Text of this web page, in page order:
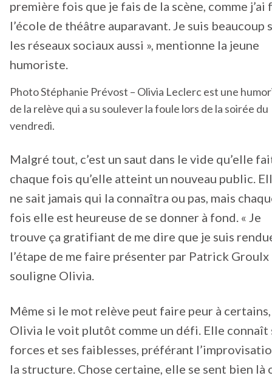
première fois que je fais de la scène, comme j’ai
l’école de théâtre auparavant. Je suis beaucoup
les réseaux sociaux aussi », mentionne la jeune
humoriste.
Photo Stéphanie Prévost – Olivia Leclerc est une
de la relève qui a su soulever la foule lors de la soirée du
vendredi.
Malgré tout, c’est un saut dans le vide qu’elle
chaque fois qu’elle atteint un nouveau public.
ne sait jamais qui la connaîtra ou pas, mais
fois elle est heureuse de se donner à fond. « Je
trouve ça gratifiant de me dire que je suis
l’étape de me faire présenter par Patrick Groulx
souligne Olivia.
Même si le mot relève peut faire peur à certains,
Olivia le voit plutôt comme un défi. Elle connaît
forces et ses faiblesses, préférant
la structure. Chose certaine, elle se sent bien là